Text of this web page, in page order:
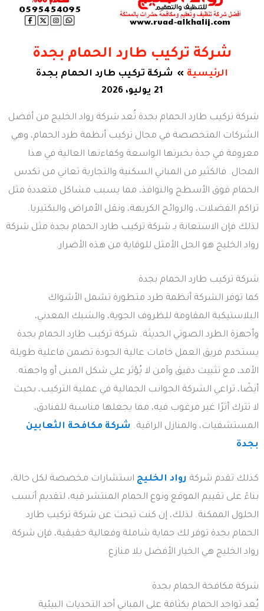
شركة تركيب طارد الحمام بجدة
الرئيسية
شركة تركيب طارد الحمام بجدة
21 يوليو، 2026
شركة تركيب طارد الحمام بجدة تُعد شركة رواد الخليج من أفضل
الشركات المتخصصة في مجال تركيب أنظمة طرد الحمام، وهي
معروفة في جدة بخبرتها الواسعة وكفاءتها العالية في هذا
المجال. فالكثير من المباني السكنية والتجارية تعاني من تكدس
الحمام فوق الأسطح والنوافذ، مما يسبب مشاكل متعددة مثل
تراكم الفضلات، والروائح الكريهة، ونقل الأمراض والبكتيريا.
لذلك فإن الاستعانة بـ شركة تركيب طارد الحمام بجدة مثل شركة
رواد الخليج هو الحل الأمثل للوقاية من هذه الأضرار.
شركة تركيب طارد الحمام بجدة
كما توفر الشركة أنظمة طرد متطورة تشمل الأشواك
البلاستيكية المقاومة للظروف الجوية، والشبك المعدني،
وأجهزة الطرد الصوتي الحديثة. شركة تركيب طارد الحمام بجدة
يستخدم فريق العمل خامات عالية الجودة تضمن فاعلية طويلة
الأمد، مع تثبيت دقيق وآمن لا يُؤثر على شكل المبنى أو واجهته.
أيضًا، تراعي الشركة الجوانب الجمالية في عملية التركيب، بحيث
لا تترك أثرًا غير مرغوب فيه، مما يجعلها مناسبة للفنادق،
المستشفيات، والمنازل الراقية. شركة مكافحة الثعابين
بجدة
كذلك تقدم شركة رواد الخليج استشارات مخصصة لكل حالة،
بناءً على تقييم الموقع ونوع الحمام المنتشر فيه، لتقديم أنسب
الحلول الممكنة. لذلك، إن كنت تبحث عن شركة تركيب طارد
الحمام بجدة توفر لك حماية شاملة وفعالية حقيقية، فإن شركة
رواد الخليج هي الخيار الأفضل بلا منازع.
شركة مكافحة الحمام بجدة
يُعد تواجد الحمام بكثافة على المباني أحد التحديات البيئية